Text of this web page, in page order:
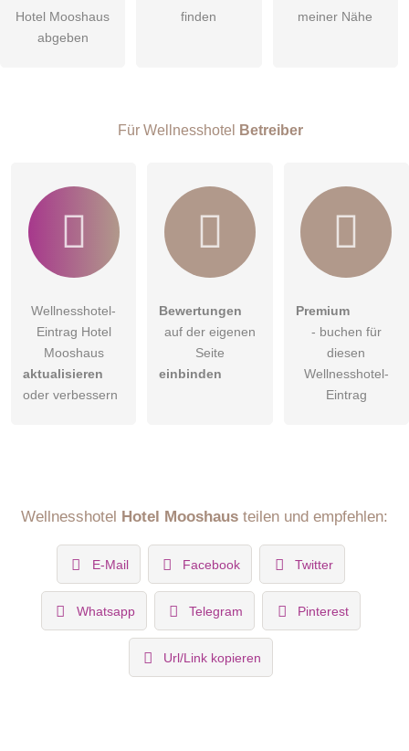
DieDatenschutzerklärung habe ich zur Kenntnis genommen.
Besucher sichtbar
Hotel Mooshaus
abgeben
finden
meiner Nähe
Für Wellnesshotel Betreiber
Wellnesshotel-
Eintrag Hotel
Mooshaus
aktualisieren
oder verbessern
Bewertungen
auf der eigenen
Seite
einbinden
Premium
- buchen für
diesen
Wellnesshotel-
Eintrag
Wellnesshotel Hotel Mooshaus teilen und empfehlen:
E-Mail Facebook Twitter
Whatsapp Telegram Pinterest
Url/Link kopieren